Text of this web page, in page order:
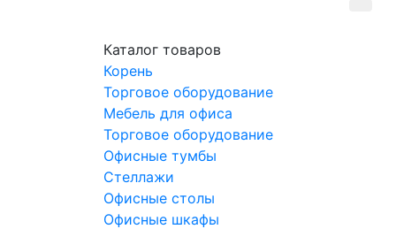
Каталог товаров
Корень
Торговое оборудование
Мебель для офиса
Торговое оборудование
Офисные тумбы
Стеллажи
Офисные столы
Офисные шкафы